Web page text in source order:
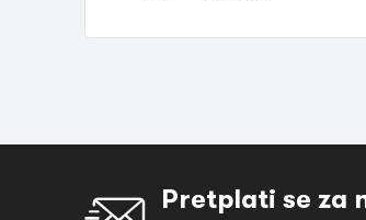
Pretplati se za